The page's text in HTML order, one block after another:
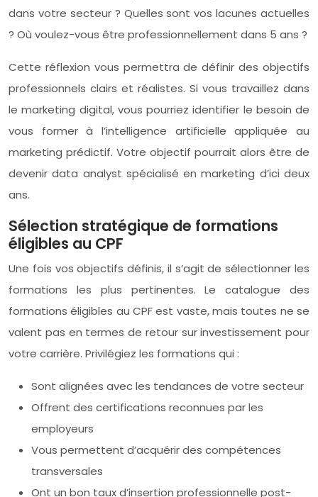
dans votre secteur ? Quelles sont vos lacunes actuelles
? Où voulez-vous être professionnellement dans 5 ans ?
Cette réflexion vous permettra de définir des objectifs
professionnels clairs et réalistes. Si vous travaillez dans
le marketing digital, vous pourriez identifier le besoin de
vous former à l’intelligence artificielle appliquée au
marketing prédictif. Votre objectif pourrait alors être de
devenir data analyst spécialisé en marketing d’ici deux
ans.
Sélection stratégique de formations
éligibles au CPF
Une fois vos objectifs définis, il s’agit de sélectionner les
formations les plus pertinentes. Le catalogue des
formations éligibles au CPF est vaste, mais toutes ne se
valent pas en termes de retour sur investissement pour
votre carrière. Privilégiez les formations qui :
Sont alignées avec les tendances de votre secteur
Offrent des certifications reconnues par les
employeurs
Vous permettent d’acquérir des compétences
transversales
Ont un bon taux d’insertion professionnelle post-